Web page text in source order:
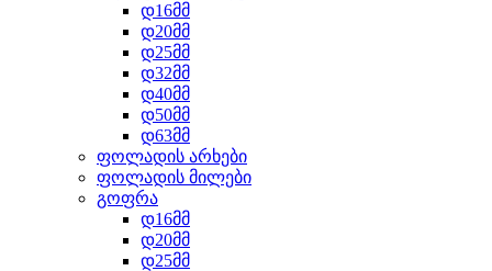
დ16მმ
დ20მმ
დ25მმ
დ32მმ
დ40მმ
დ50მმ
დ63მმ
ფოლადის არხები
ფოლადის მილები
გოფრა
დ16მმ
დ20მმ
დ25მმ